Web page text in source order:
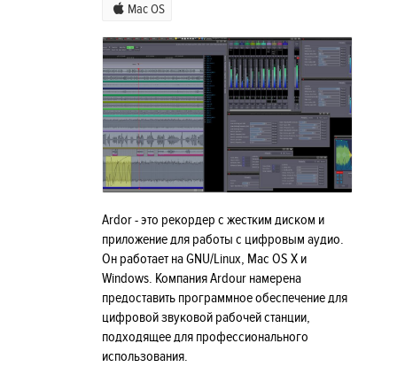
Mac OS
Ardor - это рекордер с жестким диском и
приложение для работы с цифровым аудио.
Он работает на GNU/Linux, Mac OS X и
Windows. Компания Ardour намерена
предоставить программное обеспечение для
цифровой звуковой рабочей станции,
подходящее для профессионального
использования.